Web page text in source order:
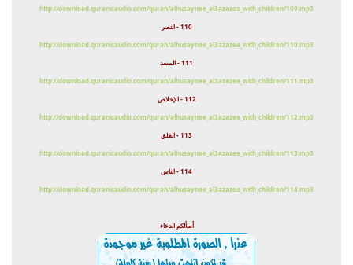
http://download.quranicaudio.com/quran/alhusaynee_al3azazee_with_children/109.mp3
110 - النصر
http://download.quranicaudio.com/quran/alhusaynee_al3azazee_with_children/110.mp3
111 - المسد
http://download.quranicaudio.com/quran/alhusaynee_al3azazee_with_children/111.mp3
112 - الإخلاص
http://download.quranicaudio.com/quran/alhusaynee_al3azazee_with_children/112.mp3
113 - الفلق
http://download.quranicaudio.com/quran/alhusaynee_al3azazee_with_children/113.mp3
114 - الناس
http://download.quranicaudio.com/quran/alhusaynee_al3azazee_with_children/114.mp3
أسألكم الدعاء